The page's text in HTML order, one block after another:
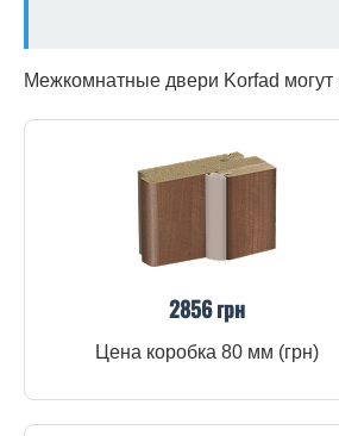
Межкомнатные двери Korfad
2856 грн
Цена коробка 80 мм (грн)